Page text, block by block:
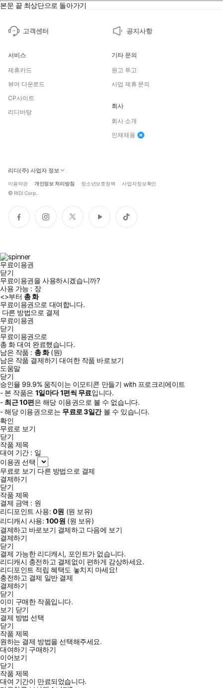
본문 끝 최상단으로 돌아가기
고객센터 공지사항
서비스
제휴카드
뷰어 다운로드
CP사이트
리디바탕
기타 문의
원고 투고
사업 제휴 문의
회사
회사 소개
인재채용
리디(주) 사업자 정보
이용약관 개인정보 처리방침 청소년보호정책 사업자정보확인
© RIDI Corp.
페
이
인
스
트
위
유
튜
틱
톡
무료이용권
닫기
무료이용권을 사용하시겠습니까?
사용 가능 : 장
<>부터 총화
무료이용권으로 대여합니다.
다른 방법으로 결제
무료이용권
닫기
무료이용권으로
총 화대여 완료했습니다.
남은 작품 : 총화(원)
남은 작품 결제하기 대여한 작품 바로보기
도움말
닫기
승인율 99.9% 움직이는 이모티콘 만들기 with 프로크리에이트
- 본 작품은 1일마다1편씩 무료입니다.
- 최근10편은 해당 이용권으로 볼 수 없습니다.
- 해당 이용권으로는 무료로3일간볼 수 있습니다.
확인
무료로 보기
닫기
작품 제목
대여 기간 : 일
이용권 선택
무료로 보기 다른 방법으로 결제
결제하기
닫기
작품 제목
결제 금액 : 원
리디포인트 사용: 0원 (원 보유)
리디캐시 사용:100원 (원 보유)
결제하고 바로보기 결제하고 다음에 보기
결제하기
닫기
결제 가능한 리디캐시, 포인트가 없습니다.
리디캐시 충전하고 결제없이 편하게 감상하세요.
리디포인트 적립 혜택도 놓치지 마세요!
충전하고 결제 일반 결제
결제하기
닫기
이미 구매한 작품입니다.
보기 닫기
결제 방법 선택
닫기
작품 제목
원하는 결제 방법을 선택해주세요.
대여하기 구매하기
이어보기
닫기
작품 제목
대여 기간이 만료되었습니다.